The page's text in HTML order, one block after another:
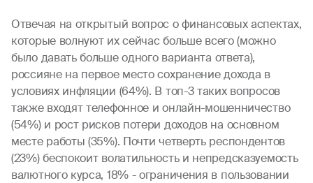
Отвечая на открытый вопрос о финансовых аспектах,
которые волнуют их сейчас больше всего (можно
было давать больше одного варианта ответа),
россияне на первое место сохранение дохода в
условиях инфляции (64%). В топ-3 таких вопросов
также входят телефонное и онлайн-мошенничество
(54%) и рост рисков потери доходов на основном
месте работы (35%). Почти четверть респондентов
(23%) беспокоит волатильность и непредсказуемость
валютного курса, 18% - ограничения в пользовании